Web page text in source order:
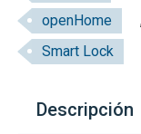
ID
cantidad
openHome
Smart Lock
Descripción